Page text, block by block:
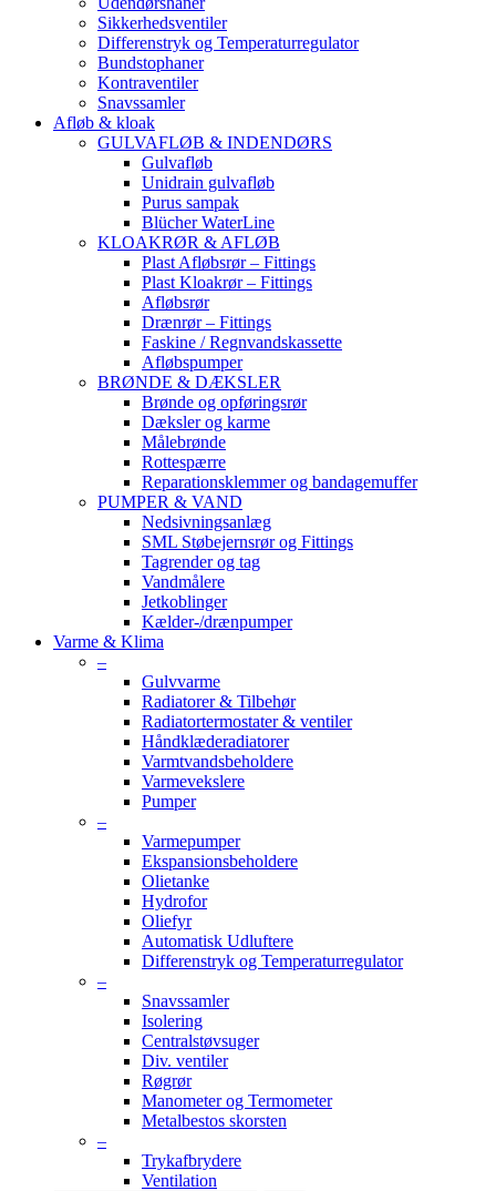
Sikkerhedsventiler
Differenstryk og Temperaturregulator
Bundstophaner
Kontraventiler
Snavssamler
Afløb & kloak
GULVAFLØB & INDENDØRS
Gulvafløb
Unidrain gulvafløb
Purus sampak
Blücher WaterLine
KLOAKRØR & AFLØB
Plast Afløbsrør – Fittings
Plast Kloakrør – Fittings
Afløbsrør
Drænrør – Fittings
Faskine / Regnvandskassette
Afløbspumper
BRØNDE & DÆKSLER
Brønde og opføringsrør
Dæksler og karme
Målebrønde
Rottespærre
Reparationsklemmer og bandagemuffer
PUMPER & VAND
Nedsivningsanlæg
SML Støbejernsrør og Fittings
Tagrender og tag
Vandmålere
Jetkoblinger
Kælder-/drænpumper
Varme & Klima
–
Gulvvarme
Radiatorer & Tilbehør
Radiatortermostater & ventiler
Håndklæderadiatorer
Varmtvandsbeholdere
Varmevekslere
Pumper
–
Varmepumper
Ekspansionsbeholdere
Olietanke
Hydrofor
Oliefyr
Automatisk Udluftere
Differenstryk og Temperaturregulator
–
Snavssamler
Isolering
Centralstøvsuger
Div. ventiler
Røgrør
Manometer og Termometer
Metalbestos skorsten
–
Trykafbrydere
Ventilation